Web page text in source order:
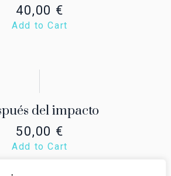
40,00 €
Add to Cart
del impacto
50,00 €
Add to Cart